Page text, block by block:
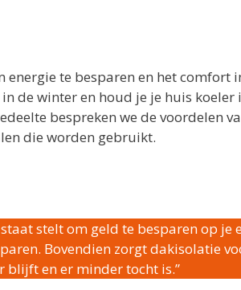
te besparen en het comfort
de winter en houd je je huis koeler
bespreken we de voordelen
die worden gebruikt.
stelt om geld te besparen op je
Bovendien zorgt dakisolatie
en er minder tocht is.”